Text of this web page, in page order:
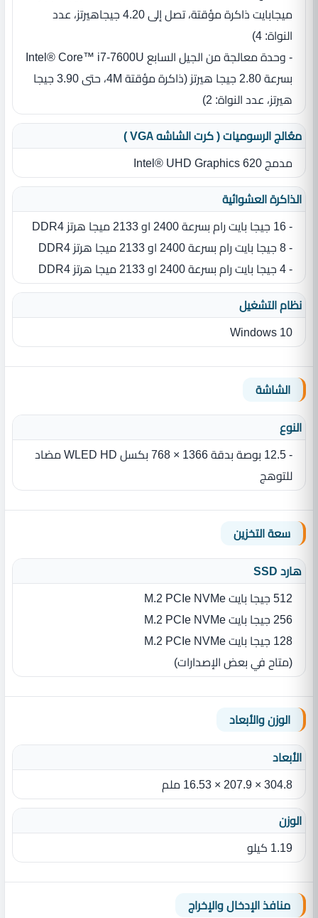
ميجابايت ذاكرة مؤقتة، تصل إلى 4.20 جيجاهيرتز، عدد
النواة‏:‏ 4‏)‏
- وحدة معالجة من الجيل السابع Intel® Core™ i7‎-7600U
بسرعة 2.80 جيجا هيرتز ‏(‏ذاكرة مؤقتة 4M، حتى 3.90 جيجا
هيرتز، عدد النواة‏:‏ 2‏)‏
معُالج الرسوميات ( كرت الشاشه VGA )
مدمج Intel® UHD Graphics 620
الذاكرة العشوائية
- 16 جيجا بايت رام بسرعة 2400 او 2133 ميجا هرتز DDR4
- 8 جيجا بايت رام بسرعة 2400 او 2133 ميجا هرتز DDR4
- 4 جيجا بايت رام بسرعة 2400 او 2133 ميجا هرتز DDR4
نظام التشغيل
Windows 10
الشاشة
النوع
- 12.5 بوصة بدقة 1366 × 768 بكسل WLED HD مضاد
للتوهج
سعة التخزين
هارد SSD
512 جيجا بايت M.2 PCIe NVMe
256 جيجا بايت M.2 PCIe NVMe
128 جيجا بايت M.2 PCIe NVMe
(متاح في بعض الإصدارات)
الوزن والأبعاد
الأبعاد
304.8 × 207.9 × 16.53 ملم
الوزن
1.19 كيلو
منافذ الإدخال والإخراج